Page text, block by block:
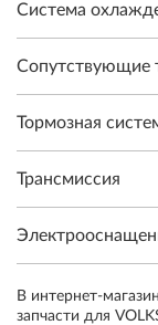
Система
Сопутствующие
Тормозная
Трансмиссия
В интернет-
запчасти для